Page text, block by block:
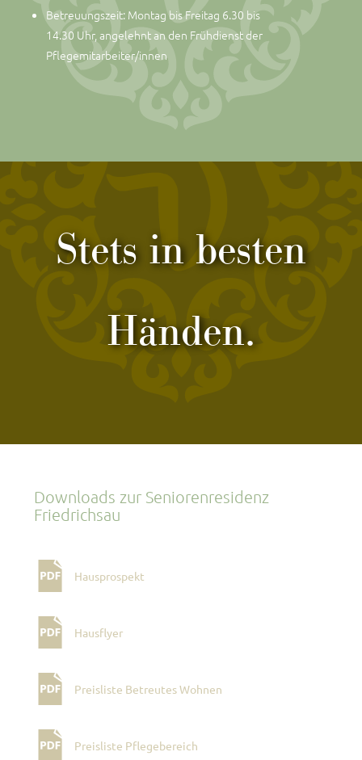
Betreuungszeit: Montag bis Freitag 6.30 bis
14.30 Uhr, angelehnt an den Frühdienst der
Pflegemitarbeiter/innen
Stets in besten
Händen.
Downloads zur Seniorenresidenz
Friedrichsau
Hausprospekt
Hausflyer
Preisliste Betreutes Wohnen
Preisliste Pflegebereich